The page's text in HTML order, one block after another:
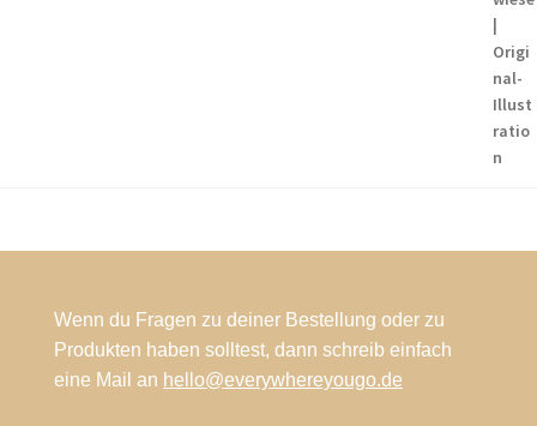
Wenn du Fragen zu deiner Bestellung oder zu
Produkten haben solltest, dann schreib einfach
eine Mail an hello@everywhereyougo.de